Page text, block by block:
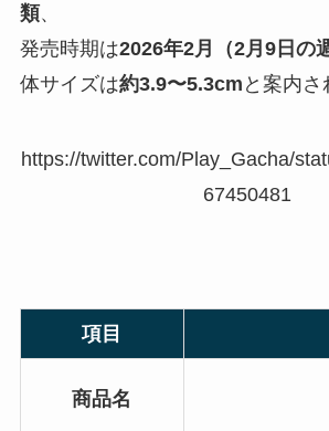
類、
発売時期は2026年2月（2月9日の
体サイズは約3.9〜5.3cm と案内さ
https://twitter.com/Play_Gacha/
67450481
項目
商品名